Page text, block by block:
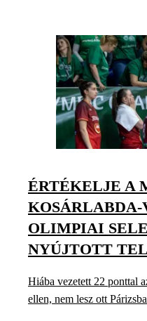
ÉRTÉKELJE A
OLIMPIAI
NYÚJTOTT
Hiába vezetett 22 ponttal
ellen, nem lesz ott